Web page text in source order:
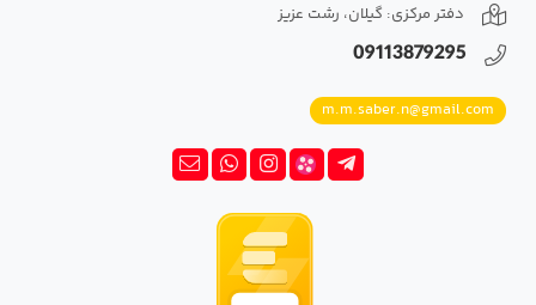
دفتر مرکزی: گیلان، رشت عزیز
09113879295
m.m.saber.n@gmail.com